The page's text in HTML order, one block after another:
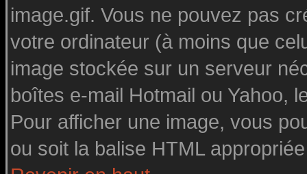
image.gif. Vous ne pouvez pas
votre ordinateur (à moins que
image stockée sur un serveur
boîtes e-mail Hotmail ou Yahoo,
Pour afficher une image, vous
ou soit la balise HTML